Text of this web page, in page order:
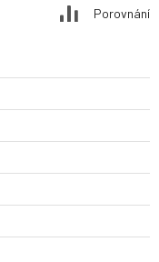
Porovnání